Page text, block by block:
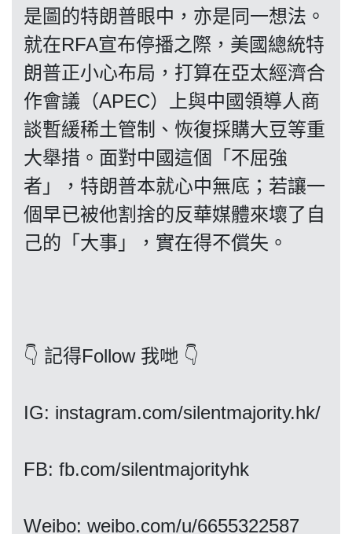
昔日
系列
活動
關於我們
是圖的特朗普眼中，亦是同一想法。
就在RFA宣布停播之際，美國總統特
朗普正小心布局，打算在亞太經濟合
作會議（APEC）上與中國領導人商
談暫緩稀土管制、恢復採購大豆等重
大舉措。面對中國這個「不屈強
者」，特朗普本就心中無底；若讓一
個早已被他割捨的反華媒體來壞了自
己的「大事」，實在得不償失。
👇 記得Follow 我哋 👇
IG: instagram.com/silentmajority.hk/
FB: fb.com/silentmajorityhk
Weibo: weibo.com/u/6655322587